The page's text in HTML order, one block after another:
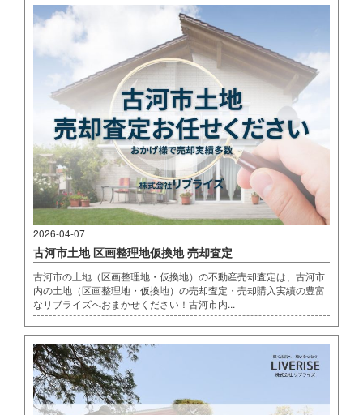
2026-04-07
古河市土地 区画整理地仮換地 売却査定
古河市の土地（区画整理地・仮換地）の不動産売却査定は、古河市
内の土地（区画整理地・仮換地）の売却査定・売却購入実績の豊富
なリブライズへおまかせください！古河市内...